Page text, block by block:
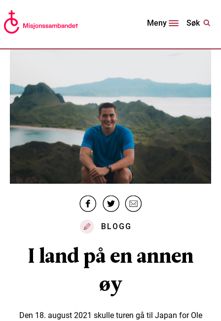
Meny Søk
BLOGG
I land på en annen
øy
Den 18. august 2021 skulle turen gå til Japan for Ole